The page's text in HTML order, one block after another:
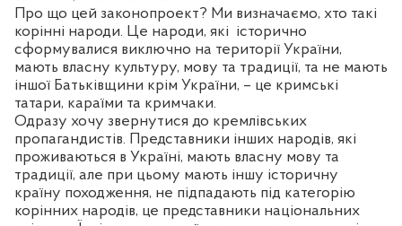
Про що цей законопроект? Ми визначаємо, хто такі
корінні народи. Це народи, які історично
сформувалися виключно на території України,
мають власну культуру, мову та традиції, та не мають
іншої Батьківщини крім України, – це кримські
татари, караїми та кримчаки.
Одразу хочу звернутися до кремлівських
пропагандистів. Представники інших народів, які
проживаються в Україні, мають власну мову та
традиції, але при цьому мають іншу історичну
країну походження, не підпадають під категорію
корінних народів, це представники національних